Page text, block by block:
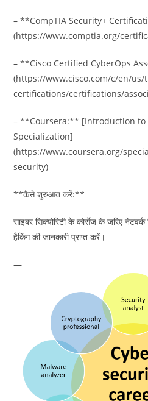
– **CompTIA Security+
(https://www.comptia.org/
– **Cisco Certified CyberOps
(https://www.cisco.com/c/en/
certifications/certifications/
– **Coursera:** [Introduction to
Specialization]
(https://www.coursera.org/
security)
**कैसे शुरुआत करें:**
साइबर सिक्योरिटी के कोर्सेज के जरिए नेटवर्क
हैकिंग की जानकारी प्राप्त करें।
—